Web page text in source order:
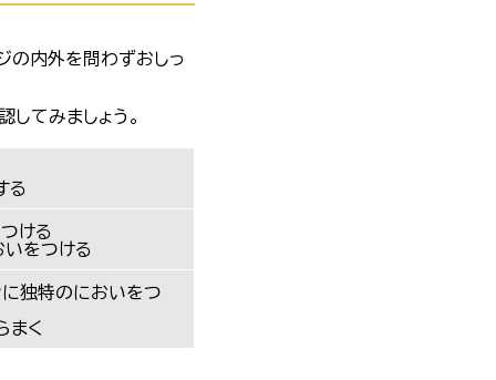
の内外を問わずおしっ
てみましょう。
る
ける
いをつける
に独特のにおいをつ
まく